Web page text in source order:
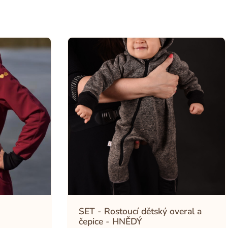
SET - Rostoucí dětský overal a
čepice - HNĚDÝ